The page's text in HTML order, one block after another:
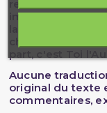
impressions, s'il
la Réussite,
chemin, Ô notre
Aucune
original du texte
commentaires,